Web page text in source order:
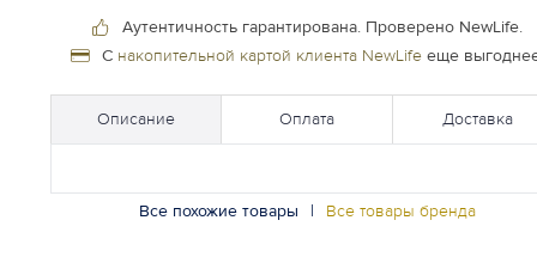
Аутентичность гарантирована. Проверено NewLife.
С накопительной картой клиента NewLifeеще
Описание Оплата Доставка
Все похожие товары | Все товары бренда